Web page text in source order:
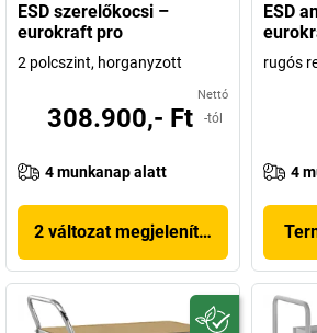
ESD szerelőkocsi –
eurokraft pro
2 polcszint, horganyzott
Nettó
308.900,- Ft -tól
4 munkanap alatt
2 változat megjelenítése
ESD
rugós
4